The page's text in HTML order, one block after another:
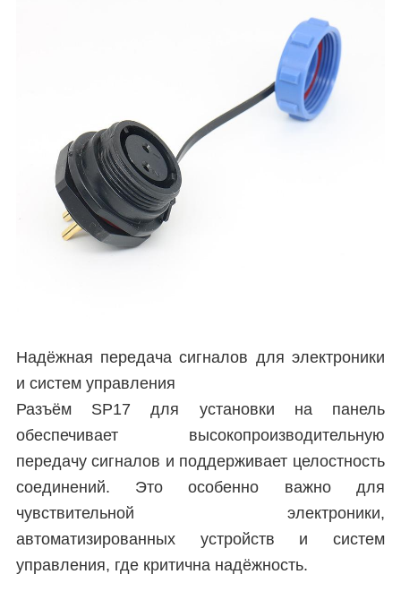
Надёжная передача сигналов для электроники
и систем управления
Разъём SP17 для установки на панель
обеспечивает высокопроизводительную
передачу сигналов и поддерживает целостность
соединений. Это особенно важно для
чувствительной электроники,
автоматизированных устройств и систем
управления, где критична надёжность.